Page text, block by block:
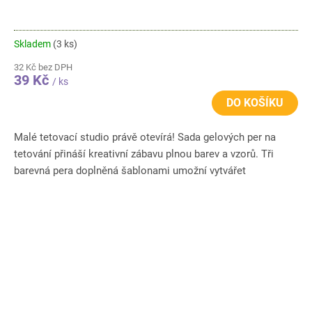
Skladem (3 ks)
32 Kč bez DPH
39 Kč / ks
DO KOŠÍKU
Malé tetovací studio právě otevírá! Sada gelových per na
tetování přináší kreativní zábavu plnou barev a vzorů. Tři
barevná pera doplněná šablonami umožní vytvářet